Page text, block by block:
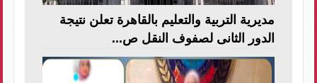
مديرية التربية والتعليم بالقاهرة تعلن نتيجة
الدور الثانى لصفوف النقل ص...